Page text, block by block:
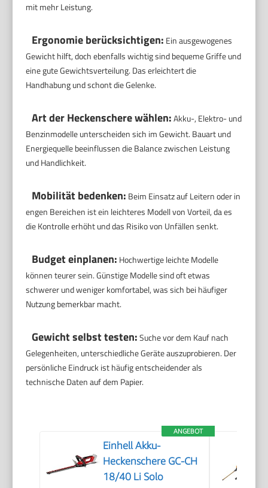
mit mehr Leistung.
Ergonomie berücksichtigen: Ein ausgewogenes
Gewicht hilft, doch ebenfalls wichtig sind bequeme Griffe und
eine gute Gewichtsverteilung. Das erleichtert die
Handhabung und schont die Gelenke.
Art der Heckenschere wählen:Akku-, Elektro- und
Benzinmodelle unterscheiden sich im Gewicht. Bauart und
Energiequelle beeinflussen die Balance zwischen Leistung
und Handlichkeit.
Mobilität bedenken: Beim Einsatz auf Leitern oder in
engen Bereichen ist ein leichteres Modell von Vorteil, da es
die Kontrolle erhöht und das Risiko von Unfällen senkt.
Budget einplanen: Hochwertige leichte Modelle
können teurer sein. Günstige Modelle sind oft etwas
schwerer und weniger komfortabel, was sich bei häufiger
Nutzung bemerkbar macht.
Gewicht selbst testen:Suche vor dem Kauf nach
Gelegenheiten, unterschiedliche Geräte auszuprobieren. Der
persönliche Eindruck ist häufig entscheidender als
technische Daten auf dem Papier.
ANGEBOT
Einhell Akku-
Heckenschere GC-CH
18/40 Li Solo